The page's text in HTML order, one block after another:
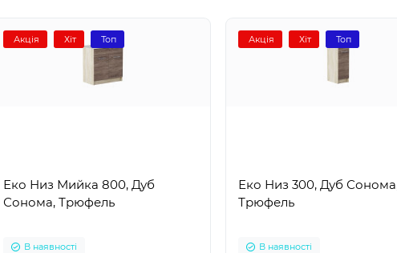
Акція Хіт Топ
Еко Низ Мийка 800, Дуб
Сонома, Трюфель
В наявності
Акція Хіт Топ
Еко Низ 300, Дуб
Трюфель
В наявності